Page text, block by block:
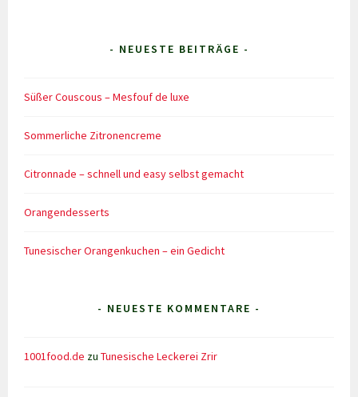
- NEUESTE BEITRÄGE -
Süßer Couscous – Mesfouf de luxe
Sommerliche Zitronencreme
Citronnade – schnell und easy selbst gemacht
Orangendesserts
Tunesischer Orangenkuchen – ein Gedicht
- NEUESTE KOMMENTARE -
1001food.de zuTunesische Leckerei Zrir